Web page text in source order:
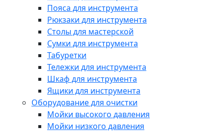
Пояса для инструмента
Рюкзаки для инструмента
Столы для мастерской
Сумки для инструмента
Табуретки
Тележки для инструмента
Шкаф для инструмента
Ящики для инструмента
Оборудование для очистки
Мойки высокого давления
Мойки низкого давления